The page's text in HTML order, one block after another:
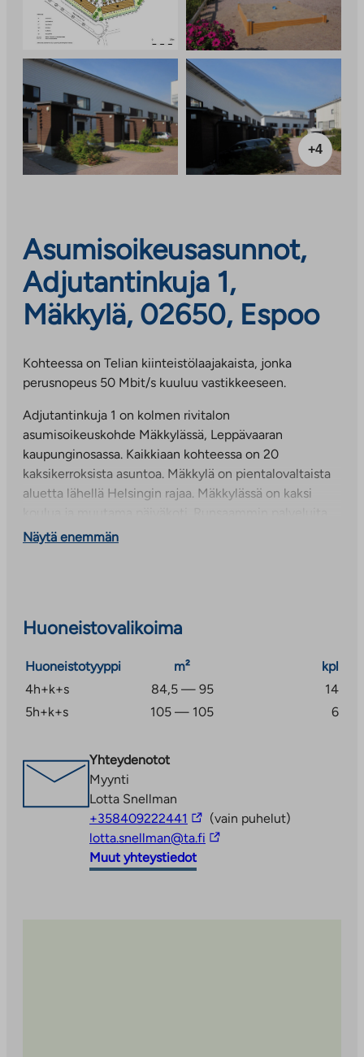
+4
Asumisoikeusasunnot,
Adjutantinkuja 1,
Mäkkylä, 02650, Espoo
Kohteessa on Telian kiinteistölaajakaista, jonka
perusnopeus 50 Mbit/s kuuluu vastikkeeseen.
Adjutantinkuja 1 on kolmen rivitalon
asumisoikeuskohde Mäkkylässä, Leppävaaran
kaupunginosassa. Kaikkiaan kohteessa on 20
kaksikerroksista asuntoa. Mäkkylä on pientalovaltaista
aluetta lähellä Helsingin rajaa. Mäkkylässä on kaksi
on noin 15 minuutin kävelymatkan päässä Sellon
Näytä enemmän
Huoneistovalikoima
Huoneistotyyppi m²
kpl
4h+k+s
84,5 — 95
14
5h+k+s
105 — 105 6
Yhteydenotot
Myynti
Lotta Snellman
+358409222441 Linkki
vie
ulkopuoliseen
palveluun
(vain puhelut)
lotta.snellman@ta.fi Linkki
Muut yhteystiedot